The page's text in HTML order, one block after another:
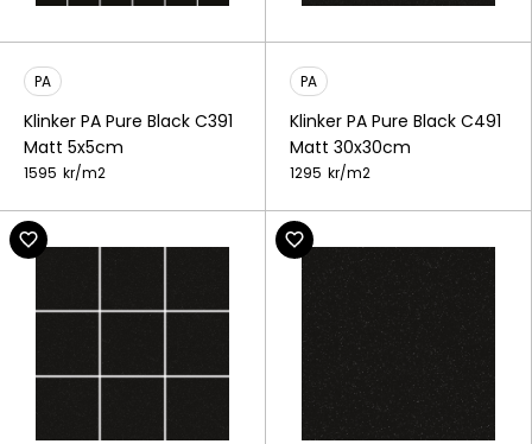
PA
Klinker PA Pure Black C391
Matt 5x5cm
1595 kr/m2
PA
Klinker PA Pure Black C491
Matt 30x30cm
1295 kr/m2